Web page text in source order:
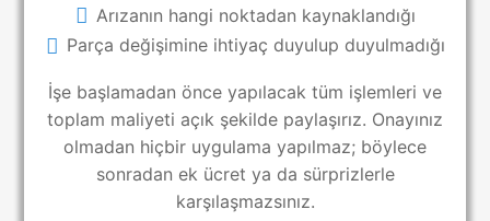
Arızanın hangi noktadan kaynaklandığı
Parça değişimine ihtiyaç duyulup duyulmadığı
İşe başlamadan önce yapılacak tüm işlemleri ve
toplam maliyeti açık şekilde paylaşırız. Onayınız
olmadan hiçbir uygulama yapılmaz; böylece
sonradan ek ücret ya da sürprizlerle
karşılaşmazsınız.